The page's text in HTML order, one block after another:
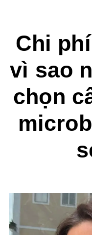
Chi
vì sao
chọn